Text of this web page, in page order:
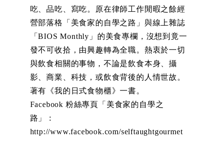
吃、品吃、寫吃。原在律師工作閒暇之餘經
營部落格「美食家的自學之路」與線上雜誌
「BIOS Monthly」的美食專欄，沒想到竟一
發不可收拾，由興趣轉為全職。熱衷於一切
與飲食相關的事物，不論是飲食本身、攝
影、商業、科技，或飲食背後的人情世故。
著有《我的日式食物櫃》一書。
Facebook 粉絲專頁「美食家的自學之
路」：
http://www.facebook.com/selftaughtgourmet